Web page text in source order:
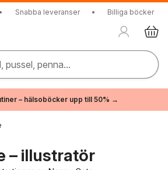
• Snabba leveranser • Billiga böcker
pussel, penna...
– hälsoböcker upp till 50% →
– illustratör